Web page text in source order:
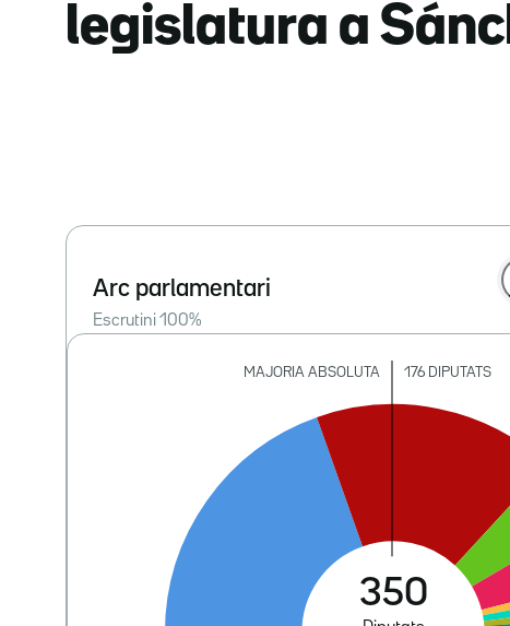
legislatura a
Arc parlamentari
Escrutini 100%